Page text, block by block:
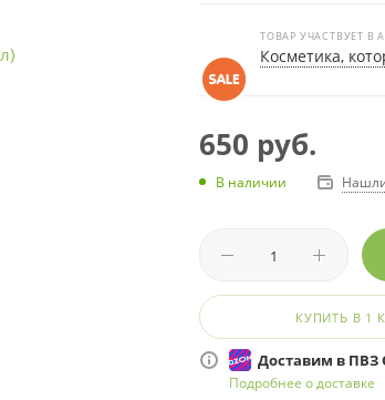
микро-,
увлажняют, создавая
воздухопроницаемую
ТОВАР УЧАСТВУЕТ В
Косметика,
650 руб.
В наличии
КУПИТЬ В 1
Доставим в ПВЗ
Подробнее о доставке